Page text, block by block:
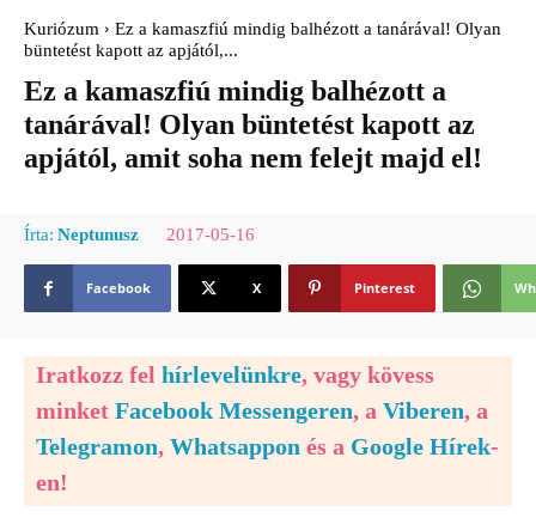
Kuriózum
Ez a kamaszfiú mindig balhézott a tanárával! Olyan
büntetést kapott az apjától,...
Ez a kamaszfiú mindig balhézott a
tanárával! Olyan büntetést kapott az
apjától, amit soha nem felejt majd el!
Írta: Neptunusz 2017-05-16
Facebook X Pinterest
Iratkozz fel hírlevelünkre, vagy kövess
minket Facebook Messengeren, a Viberen, a
Telegramon, Whatsappon és a Google Hírek-
en!